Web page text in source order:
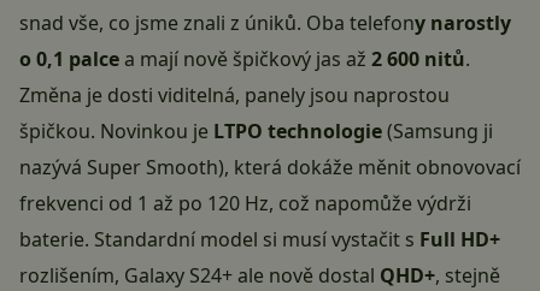
snad vše, co jsme znali z úniků. Oba telefony narostly
o 0,1 palcea mají nově špičkový jas až 2 600 nitů.
Změna je dosti viditelná, panely jsou naprostou
špičkou. Novinkou je LTPO technologie(Samsung ji
nazývá Super Smooth), která dokáže měnit obnovovací
frekvenci od 1 až po 120 Hz, což napomůže výdrži
baterie. Standardní model si musí vystačit s Full HD+
rozlišením, Galaxy S24+ ale nově dostal QHD+, stejně